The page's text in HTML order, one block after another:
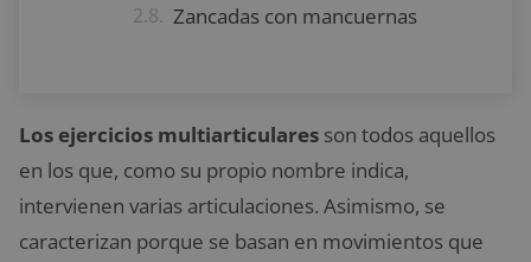
Zancadas con mancuernas
Los ejercicios multiarticulares son todos aquellos
en los que, como su propio nombre indica,
intervienen varias articulaciones. Asimismo, se
caracterizan porque se basan en movimientos que